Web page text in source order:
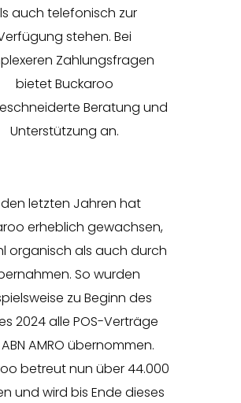
auch telefonisch zur
stehen. Bei
Zahlungsfragen
bietet Buckaroo
Beratung und
Unterstützung an.
den letzten Jahren hat
erheblich gewachsen,
organisch als auch durch
So wurden
zu Beginn des
2024 alle POS-Verträge
AMRO übernommen.
betreut nun über 44.000
und wird bis Ende dieses